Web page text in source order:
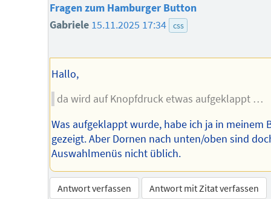
Fragen zum Hamburger Button
Gabriele 15.11.2025 17:34 css
Hallo,
da wird auf Knopfdruck etwas aufgeklappt …
Was aufgeklappt wurde, habe ich ja in meinem
gezeigt. Aber Dornen nach unten/oben sind
Auswahlmenüs nicht üblich.
Antwort verfassen
Antwort mit Zitat verfassen